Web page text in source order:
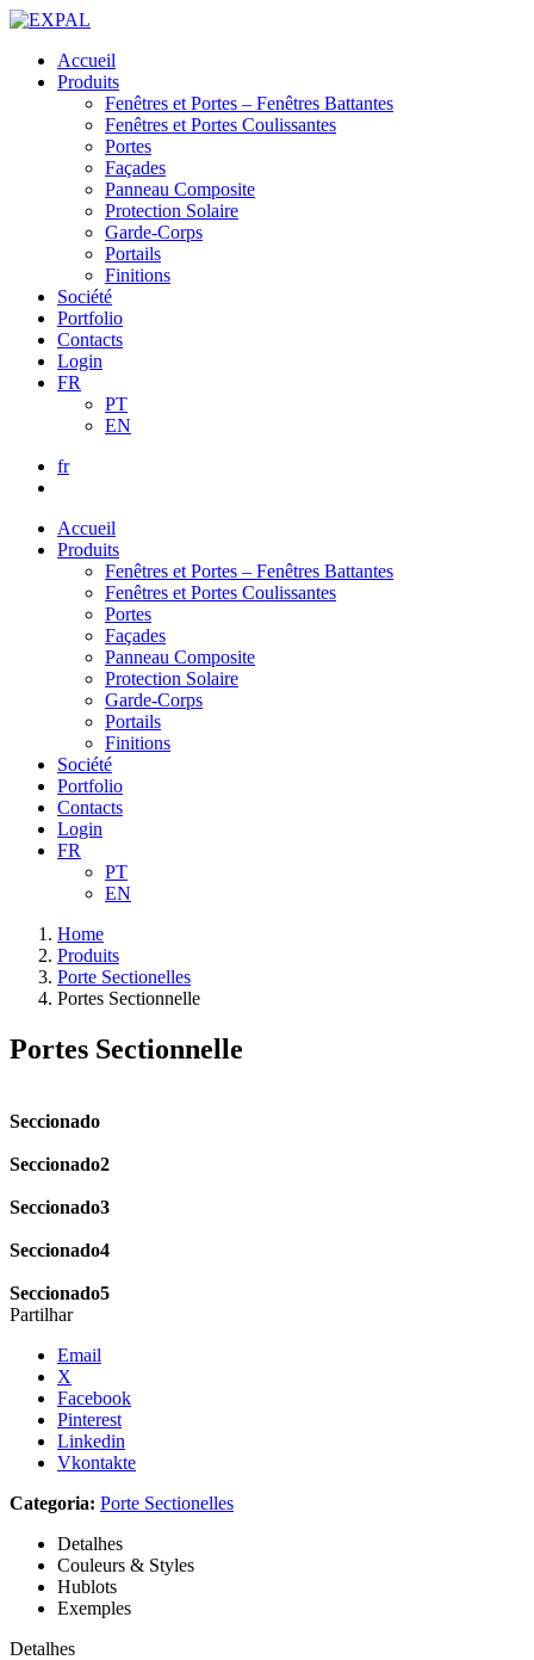
Accueil
Produits
Fenêtres et Portes – Fenêtres Battantes
Fenêtres et Portes Coulissantes
Portes
Façades
Panneau Composite
Protection Solaire
Garde-Corps
Portails
Finitions
Société
Portfolio
Contacts
Login
FR
PT
EN
fr
Accueil
Produits
Fenêtres et Portes – Fenêtres Battantes
Fenêtres et Portes Coulissantes
Portes
Façades
Panneau Composite
Protection Solaire
Garde-Corps
Portails
Finitions
Société
Portfolio
Contacts
Login
FR
PT
EN
Home
Produits
Porte Sectionelles
Portes Sectionnelle
Portes Sectionnelle
Seccionado
Seccionado2
Seccionado3
Seccionado4
Seccionado5
Partilhar
Email
X
Facebook
Pinterest
Linkedin
Vkontakte
Categoria: Porte Sectionelles
Detalhes
Couleurs & Styles
Hublots
Exemples
Detalhes